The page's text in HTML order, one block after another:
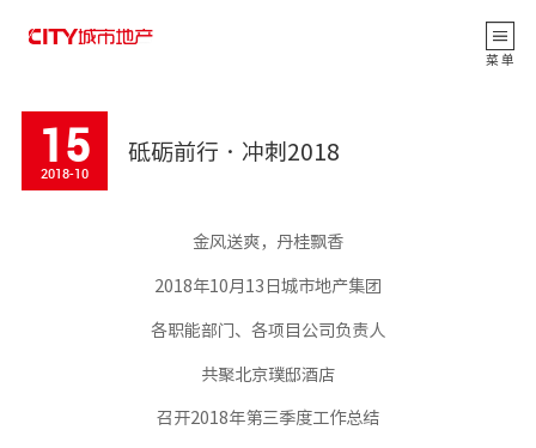
返 回
公司动态
菜 单
15
2018-10
砥砺前行 · 冲刺2018
金风送爽，丹桂飘香
2018年10月13日城市地产集团
各职能部门、各项目公司负责人
共聚北京璞邸酒店
召开2018年第三季度工作总结